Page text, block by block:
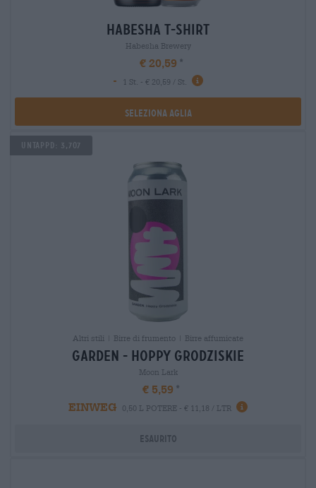
habesha t-shirt
Habesha Brewery
€ 20,59
-
1 St. - € 20,59 / St.
Seleziona Aglia
Untappd: 3,707
Altri stili | Birre di frumento | Birre affumicate
garden - hoppy grodziskie
Moon Lark
€ 5,59
EINWEG
0,50 L POTERE - € 11,18 / LTR
Esaurito